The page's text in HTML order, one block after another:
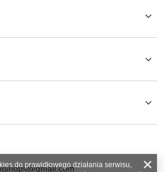
do prawidłowego działania serwisu,